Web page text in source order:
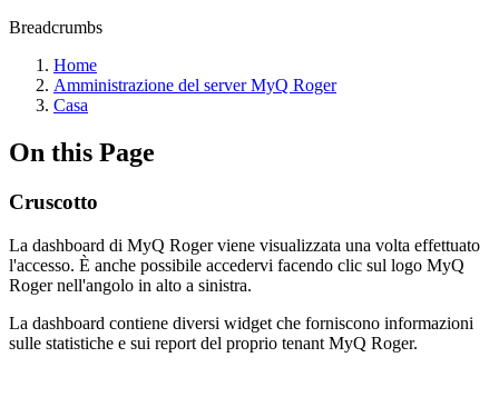
Breadcrumbs
Home
Amministrazione del server MyQ Roger
Casa
On this Page
Cruscotto
La dashboard di MyQ Roger viene visualizzata una volta effettuato
l'accesso. È anche possibile accedervi facendo clic sul logo MyQ
Roger nell'angolo in alto a sinistra.
La dashboard contiene diversi widget che forniscono informazioni
sulle statistiche e sui report del proprio tenant MyQ Roger.